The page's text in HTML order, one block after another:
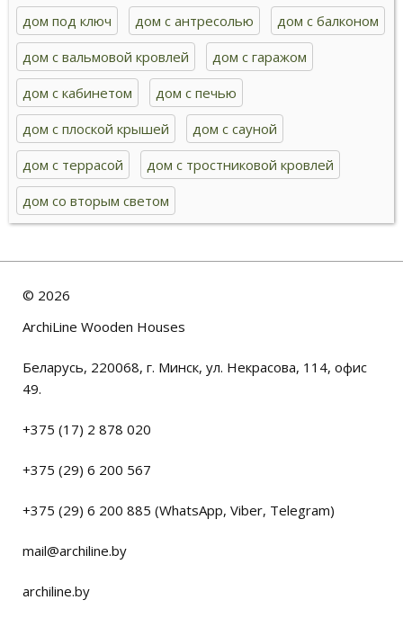
дом под ключ
дом с антресолью
дом с балконом
дом с вальмовой кровлей
дом с гаражом
дом с кабинетом
дом с печью
дом с плоской крышей
дом с сауной
дом с террасой
дом с тростниковой кровлей
дом со вторым светом
© 2026
ArchiLine Wooden Houses
Беларусь, 220068, г. Минск, ул. Некрасова, 114, офис
49.
+375 (17) 2 878 020
+375 (29) 6 200 567
+375 (29) 6 200 885 (WhatsApp, Viber, Telegram)
mail@archiline.by
archiline.by